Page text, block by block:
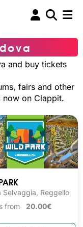
and buy tickets
fairs and other
now on Clappit.
Selvaggia, Reggello
from 20.00€